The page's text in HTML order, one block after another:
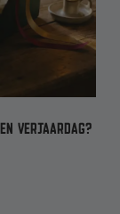
VERJAARDAG?